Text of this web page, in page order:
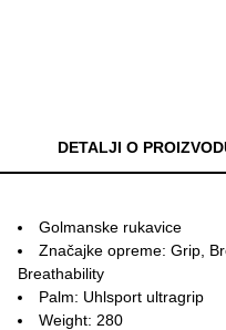
DETALJI O
Golmanske rukavice
Značajke opreme: Grip,
Breathability
Palm: Uhlsport ultragrip
Weight: 280